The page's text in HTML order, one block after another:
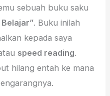
sebuah buku saku
. Buku inilah
kepada saya
speed reading.
hilang entah ke mana